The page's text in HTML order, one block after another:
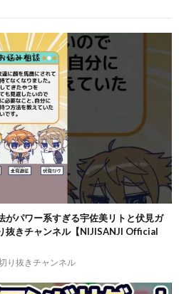
がパワー系すぎる宇佐美リトと伏見ガ
抜きチャンネル【NIJISANJI Official
り抜きチャンネル